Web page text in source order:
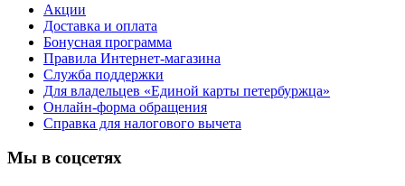
Акции
Доставка и оплата
Бонусная программа
Правила Интернет-магазина
Служба поддержки
Для владельцев «Единой карты петербуржца»
Онлайн-форма обращения
Справка для налогового вычета
Мы в соцсетях